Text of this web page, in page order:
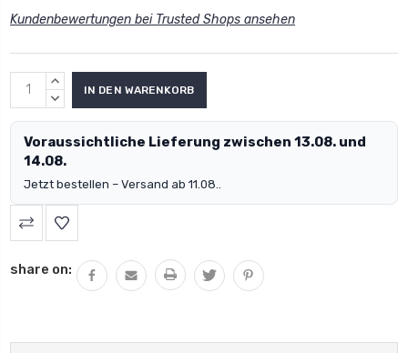
Kundenbewertungen bei Trusted Shops ansehen
MENGE
ERHÖHEN:
MENGE
Voraussichtliche Lieferung zwischen 13.08. und
14.08.
Jetzt bestellen – Versand ab 11.08..
share on: